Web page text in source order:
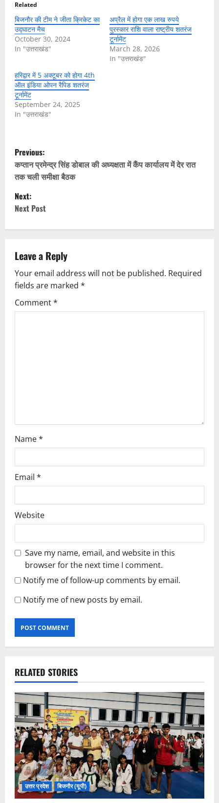
Related
बिजनौर की टीम ने जीता क्रिकेट का
उद्घाटन मैच
October 30, 2024
In "उत्तराखंड"
अप्रैल में होगा एक लाख रुपये
पुरस्कार राशि वाला राष्ट्रीय शतरंज
टूर्नामेंट
March 28, 2026
In "उत्तराखंड"
हरिद्वार में 5 अक्टूबर को होगा 4th
ऑल इंडिया ओपन रैपिड शतरंज
टूर्नामेंट
September 24, 2025
In "उत्तराखंड"
P
o
s
t
n
a
v
i
g
Previous:
कप्तान प्रमेन्द्र सिंह डोबाल की अध्यक्षता में कैंप कार्यालय में देर रात
तक चली समीक्षा बैठक
Next:
Next Post
Leave a Reply
Your email address will not be published. Required
fields are marked *
Comment*
Name*
Email *
Website
Save my name, email, and website in this
browser for the next time I comment.
Notify me of follow-up comments by email.
Notify me of new posts by email.
RELATED STORIES
उत्तर प्रदेश बिजनौर (यूपी)